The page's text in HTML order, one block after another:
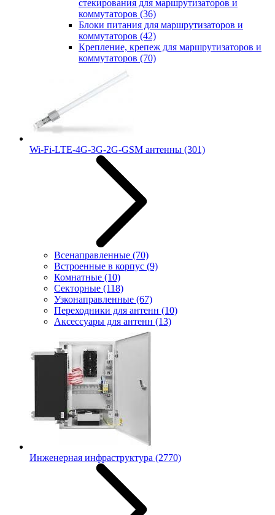
стекирования для маршрутизаторов и
коммутаторов (36)
Блоки питания для маршрутизаторов и
коммутаторов (42)
Крепление, крепеж для маршрутизаторов и
коммутаторов (70)
Wi-Fi-LTE-4G-3G-2G-GSM антенны (301)
Всенаправленные (70)
Встроенные в корпус (9)
Комнатные (10)
Секторные (118)
Узконаправленные (67)
Переходники для антенн (10)
Аксессуары для антенн (13)
Инженерная инфраструктура (2770)